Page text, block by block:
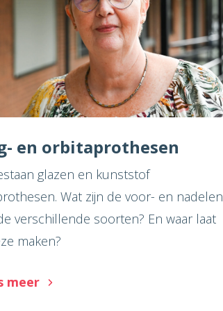
en orbitaprothesen
glazen en kunststof
Wat zijn de voor- en nadelen
verschillende soorten? En waar laat
maken?
meer